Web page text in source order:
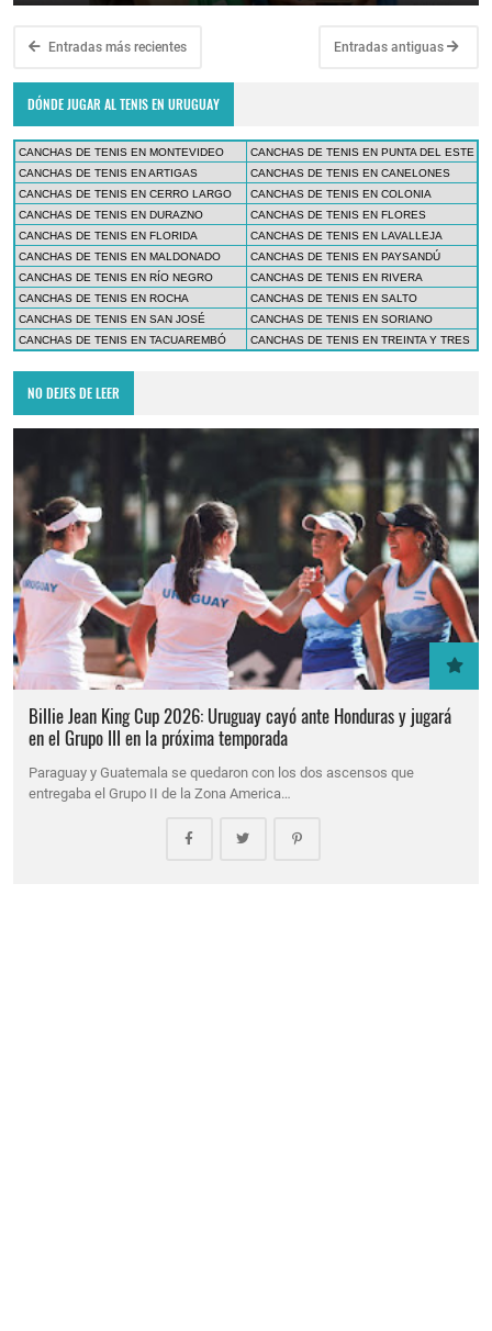
Entradas más recientes Entradas antiguas
DÓNDE JUGAR AL TENIS EN URUGUAY
CANCHAS DE TENIS EN MONTEVIDEO
CANCHAS DE TENIS EN PUNTA DEL ESTE
CANCHAS DE TENIS EN ARTIGAS
CANCHAS DE TENIS EN CANELONES
CANCHAS DE TENIS EN CERRO LARGO
CANCHAS DE TENIS EN COLONIA
CANCHAS DE TENIS EN DURAZNO
CANCHAS DE TENIS EN FLORES
CANCHAS DE TENIS EN FLORIDA
CANCHAS DE TENIS EN LAVALLEJA
CANCHAS DE TENIS EN MALDONADO
CANCHAS DE TENIS EN PAYSANDÚ
CANCHAS DE TENIS EN RÍO NEGRO
CANCHAS DE TENIS EN RIVERA
CANCHAS DE TENIS EN ROCHA
CANCHAS DE TENIS EN SALTO
CANCHAS DE TENIS EN SAN JOSÉ
CANCHAS DE TENIS EN SORIANO
CANCHAS DE TENIS EN TACUAREMBÓ
CANCHAS DE TENIS EN TREINTA Y TRES
NO DEJES DE LEER
Billie Jean King Cup 2026: Uruguay cayó ante Honduras y jugará
en el Grupo III en la próxima temporada
Paraguay y Guatemala se quedaron con los dos ascensos que
entregaba el Grupo II de la Zona America…